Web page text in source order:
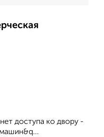
доступа ко двору -